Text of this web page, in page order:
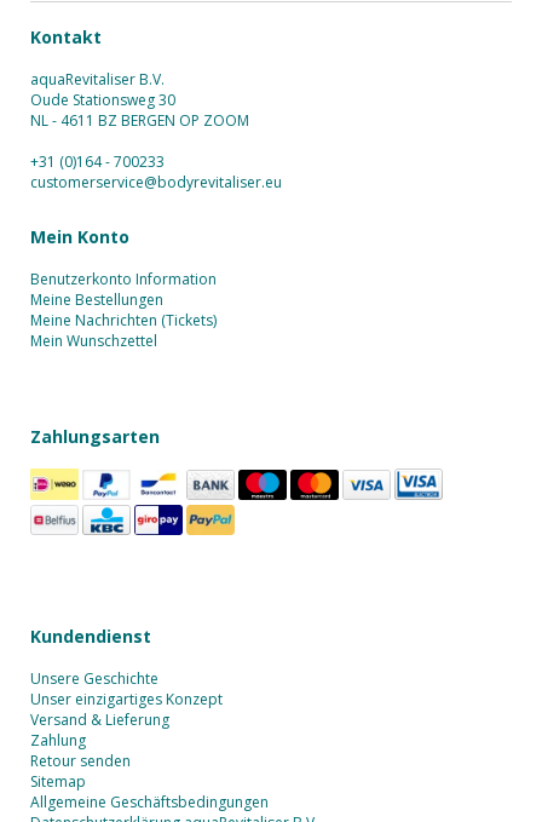
Kontakt
aquaRevitaliser B.V.
Oude Stationsweg 30
NL - 4611 BZ BERGEN OP ZOOM
+31 (0)164 - 700233
customerservice@bodyrevitaliser.eu
Mein Konto
Benutzerkonto Information
Meine Bestellungen
Meine Nachrichten (Tickets)
Mein Wunschzettel
Zahlungsarten
Kundendienst
Unsere Geschichte
Unser einzigartiges Konzept
Versand & Lieferung
Zahlung
Retour senden
Sitemap
Allgemeine Geschäftsbedingungen